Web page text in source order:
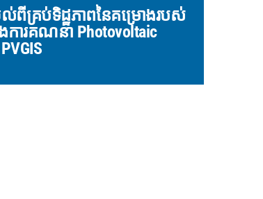
ពីគ្រប់ទិដ្ឋភាពនៃគម្រោងរបស់
ការគណនា Photovoltaic